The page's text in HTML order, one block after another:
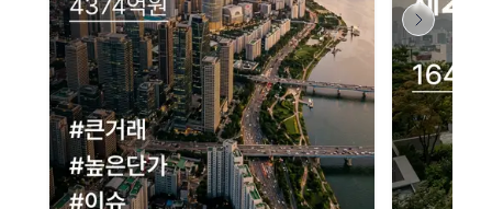
현재 네이버 지도 연결이 원활하지 않아 지도를 불러올 수 없습니다.
이용에 불편을 드려 죄송합니다.
다시 시도